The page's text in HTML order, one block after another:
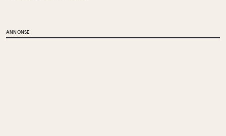
ANNONSE